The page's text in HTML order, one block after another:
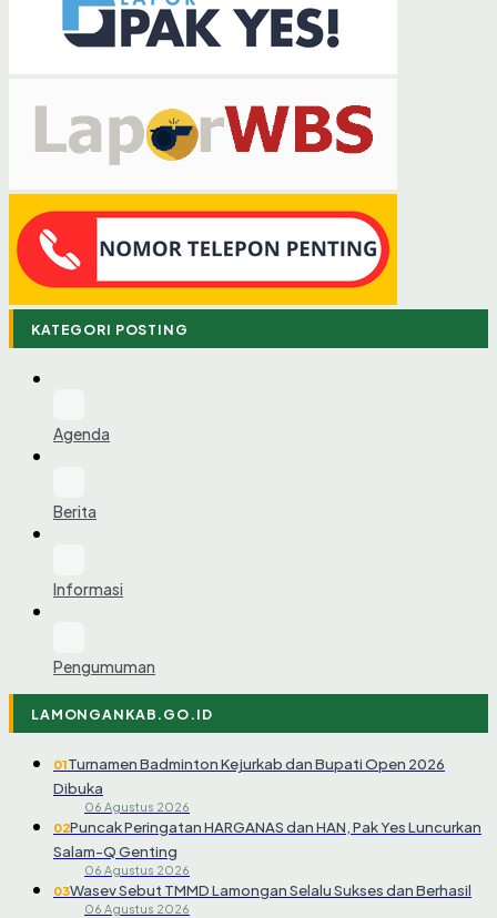
KATEGORI POSTING
Agenda
Berita
Informasi
Pengumuman
LAMONGANKAB.GO.ID
01Turnamen Badminton Kejurkab dan Bupati Open 2026
Dibuka
06 Agustus 2026
02Puncak Peringatan HARGANAS dan HAN, Pak Yes Luncurkan
Salam-Q Genting
06 Agustus 2026
03Wasev Sebut TMMD Lamongan Selalu Sukses dan Berhasil
06 Agustus 2026